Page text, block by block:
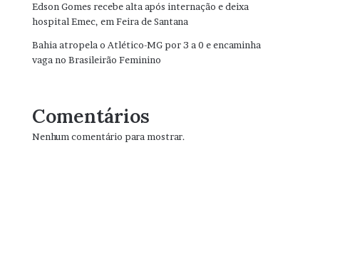
Edson Gomes recebe alta após internação e deixa
hospital Emec, em Feira de Santana
Bahia atropela o Atlético-MG por 3 a 0 e encaminha
vaga no Brasileirão Feminino
Comentários
Nenhum comentário para mostrar.